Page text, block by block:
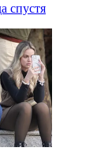
спустя